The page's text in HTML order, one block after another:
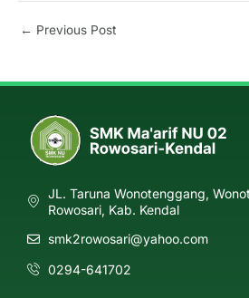
← Previous Post
JL. Taruna Wonotenggang,
Rowosari, Kab. Kendal
smk2rowosari@yahoo.com
0294-641702